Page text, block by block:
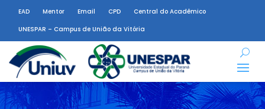
EAD Mentor Email CPD
Central do Acadêmico
UNESPAR – Campus de União da Vitória